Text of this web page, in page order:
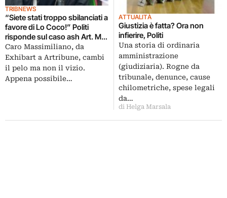
TRIBNEWS
“Siete stati troppo sbilanciati a
favore di Lo Coco!” Politi
risponde sul caso ash Art. Ma
non finisce qui
Caro Massimiliano, da
Exhibart a Artribune, cambi
il pelo ma non il vizio.
Appena possibile…
ATTUALITÀ
Giustizia è fatta? Ora non
infierire, Politi
Una storia di ordinaria
amministrazione
(giudiziaria). Rogne da
tribunale, denunce, cause
chilometriche, spese legali
da…
di Helga Marsala